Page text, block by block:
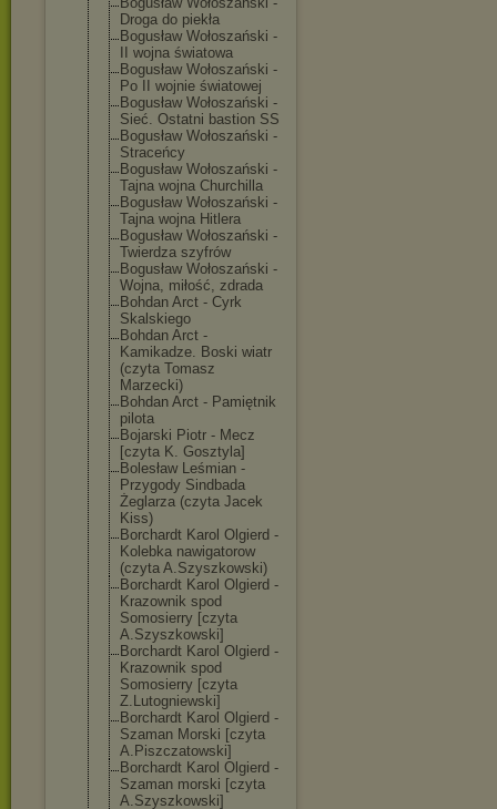
Droga do piekła
Bogusław Wołoszański -
II wojna światowa
Bogusław Wołoszański -
Po II wojnie światowej
Bogusław Wołoszański -
Sieć. Ostatni bastion SS
Bogusław Wołoszański -
Straceńcy
Bogusław Wołoszański -
Tajna wojna Churchilla
Bogusław Wołoszański -
Tajna wojna Hitlera
Bogusław Wołoszański -
Twierdza szyfrów
Bogusław Wołoszański -
Wojna, miłość, zdrada
Bohdan Arct - Cyrk
Skalskiego
Bohdan Arct -
Kamikadze. Boski wiatr
(czyta Tomasz
Marzecki)
Bohdan Arct - Pamiętnik
pilota
Bojarski Piotr - Mecz
[czyta K. Gosztyla]
Bolesław Leśmian -
Przygody Sindbada
Żeglarza (czyta Jacek
Kiss)
Borchardt Karol Olgierd -
Kolebka nawigatorow
(czyta A.Szyszkowski)
Borchardt Karol Olgierd -
Krazownik spod
Somosierry [czyta
A.Szyszkowski]
Borchardt Karol Olgierd -
Krazownik spod
Somosierry [czyta
Z.Lutogniewski]
Borchardt Karol Olgierd -
Szaman Morski [czyta
A.Piszczatowski]
Borchardt Karol Olgierd -
Szaman morski [czyta
A.Szyszkowski]